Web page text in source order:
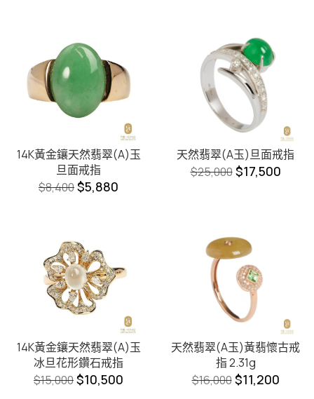
14K黃金鑲天然翡翠(A)玉
旦面戒指
$8,400$5,880
天然翡翠(A玉)旦面戒指
$25,000 $17,500
14K黃金鑲天然翡翠(A)玉
冰旦花形鑽石戒指
$15,000$10,500
天然翡翠(A玉)黃翡懷古戒
指 2.31g
$16,000 $11,200